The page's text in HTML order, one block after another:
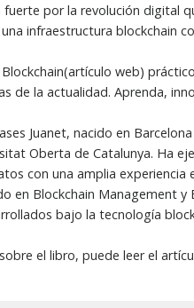
fuerte por la revolución digital
infraestructura blockchain
web)
de la actualidad. Aprenda,
Juanet, nacido en
Oberta de Catalunya. Ha
con una amplia
en Blockchain Management
bajo la tecnología
el libro, puede leer el